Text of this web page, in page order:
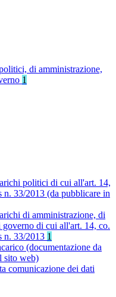
di amministrazione,
1
politici di cui all'art. 14,
n. 33/2013 (da pubblicare in
di amministrazione, di
governo di cui all'art. 14, co.
n. 33/2013 1
(documentazione da
sito web)
comunicazione dei dati